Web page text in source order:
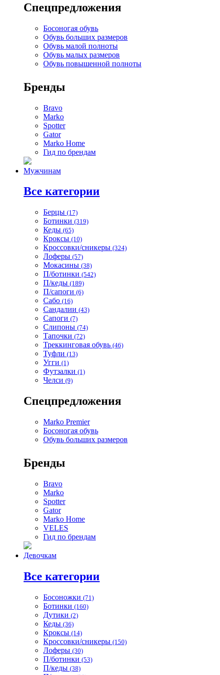
Спецпредложения
Босоногая обувь
Обувь больших размеров
Обувь малой полноты
Обувь малых размеров
Обувь повышенной полноты
Бренды
Bravo
Marko
Spotter
Gator
Marko Home
Гид по брендам
Мужчинам
Все категории
Берцы (17)
Ботинки (319)
Кеды (65)
Кроксы (10)
Кроссовки/сникеры (324)
Лоферы (57)
Мокасины (38)
П/ботинки (542)
П/кеды (189)
П/сапоги (6)
Сабо (16)
Сандалии (43)
Сапоги (7)
Слипоны (74)
Тапочки (72)
Треккинговая обувь (46)
Туфли (13)
Угги (1)
Футзалки (1)
Челси (9)
Спецпредложения
Marko Premier
Босоногая обувь
Обувь больших размеров
Бренды
Bravo
Marko
Spotter
Gator
Marko Home
VELES
Гид по брендам
Девочкам
Все категории
Босоножки (71)
Ботинки (160)
Дутики (2)
Кеды (36)
Кроксы (14)
Кроссовки/сникеры (150)
Лоферы (30)
П/ботинки (53)
П/кеды (38)